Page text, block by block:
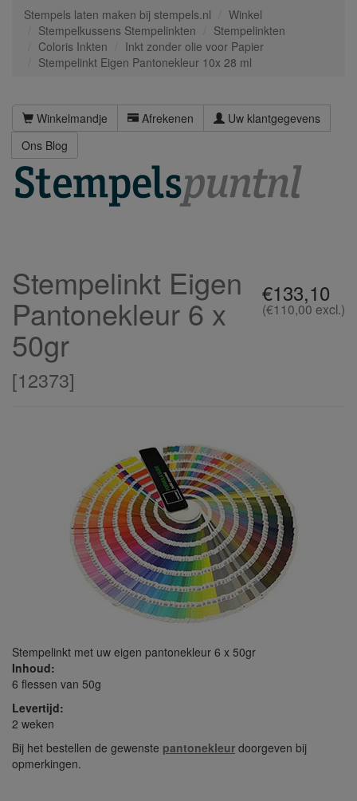
Stempels laten maken bij stempels.nl
Winkel
Stempelkussens Stempelinkten
Stempelinkten
Coloris Inkten
Inkt zonder olie voor Papier
Stempelinkt Eigen Pantonekleur 10x 28 ml
Winkelmandje Afrekenen
Uw klantgegevens
Ons Blog
€133,10
(€110,00 excl.)
Stempelinkt Eigen
Pantonekleur 6 x
50gr
[12373]
Stempelinkt met uw eigen pantonekleur 6 x 50gr
Inhoud:
6 flessen van 50g
Levertijd:
2 weken
Bij het bestellen de gewenste pantonekleur doorgeven bij
opmerkingen.